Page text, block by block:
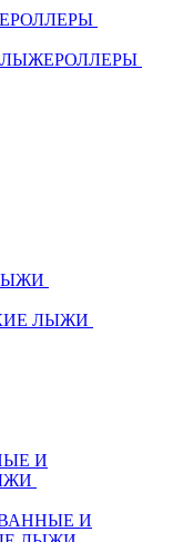
ЛЫЖИ
И
И